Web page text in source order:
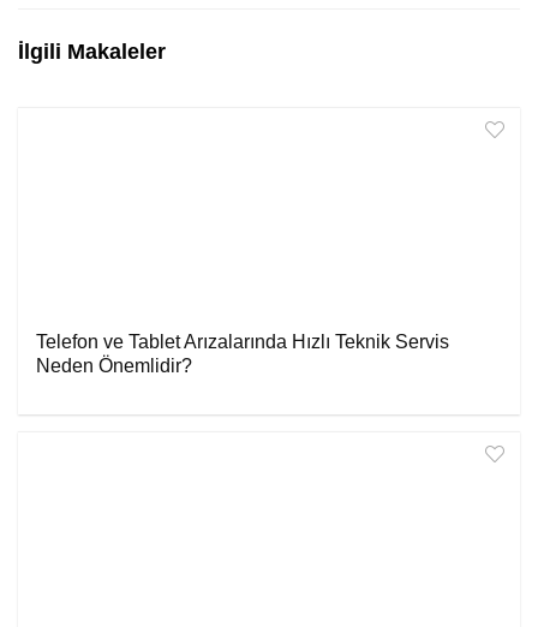
İlgili Makaleler
Telefon ve Tablet Arızalarında Hızlı Teknik Servis
Neden Önemlidir?